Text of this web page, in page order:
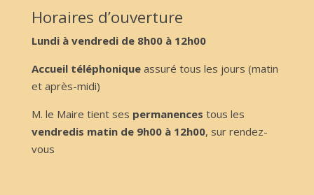
Horaires d’ouverture
Lundi à vendredi de 8h00 à 12h00
Accueil téléphoniqueassuré tous les jours (matin
et après-midi)
M. le Maire tient ses permanences tous les
vendredis matin de 9h00 à 12h00, sur rendez-
vous